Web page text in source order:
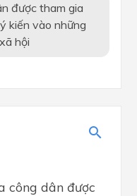
được tham gia
kiến vào những
hội
công dân được